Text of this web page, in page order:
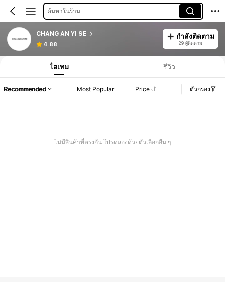
ค้นหาในร้าน
CHANG AN YI SE
4.88
กำลังติดตาม
29 ผู้ติดตาม
ไอเทม รีวิว
Recommended Most Popular Price ตัวกรอง
ไม่มีสินค้าที่ตรงกัน โปรดลองด้วยตัวเลือกอื่น ๆ